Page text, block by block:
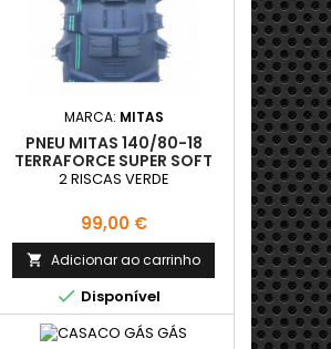
MARCA: MITAS
PNEU MITAS 140/80-18
TERRAFORCE SUPER SOFT
2 RISCAS VERDE
Preço
99,00 €
 Adicionar ao carrinho
 Disponível